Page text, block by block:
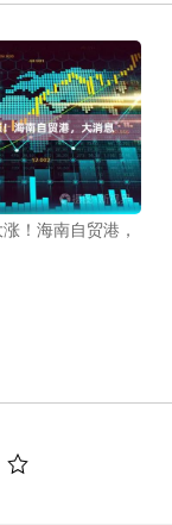
！海南自贸港，